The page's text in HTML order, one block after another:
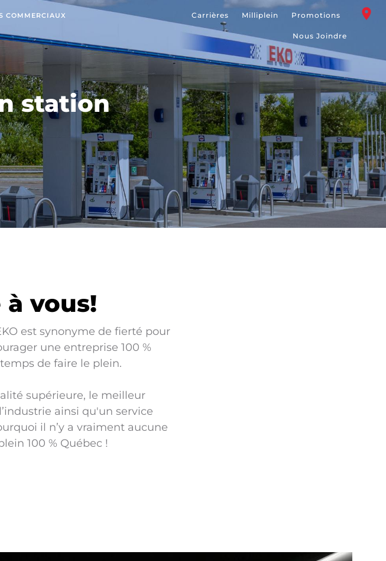
COMMERCIAUX Carrières Milliplein Promotions
Nous Joindre
station
à vous!
est synonyme de fierté pour
une entreprise 100 %
de faire le plein.
supérieure, le meilleur
ainsi qu'un service
il n’y a vraiment aucune
100 % Québec !